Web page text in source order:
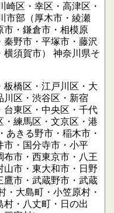
崎区・幸区・高津区・
市部（厚木市・綾瀬
市・鎌倉市・相模原
野市・平塚市・藤沢
須賀市）
神奈川県そ
板橋区・江戸川区・大
川区・渋谷区・新宿
台東区・中央区・千代
・練馬区・文京区・港
あきる野市・稲木市・
市・国分寺市・小平
布市・西東京市・八王
山市・東大和市・日野
鷹市・武蔵野市・武蔵
・大島町・小笠原村・
・八丈町・日の出